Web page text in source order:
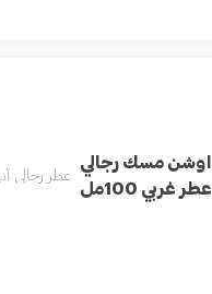
اوشن مسك رجالي
عطر غربي 100مل
عطر رجالي